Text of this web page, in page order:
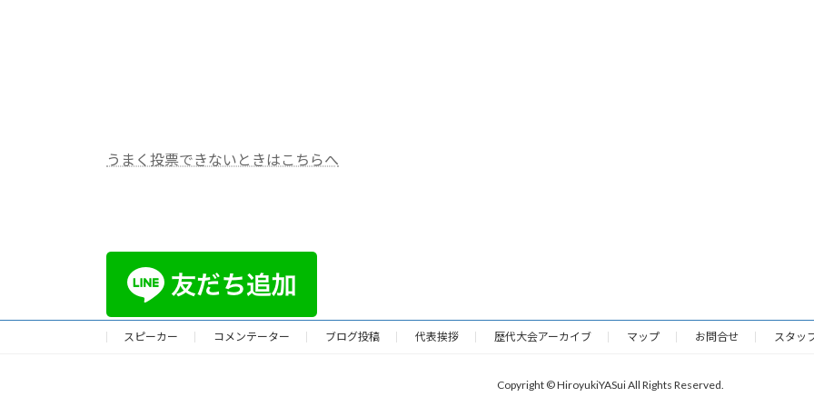
うまく投票できないときはこちらへ
スピーカー コメンテーター ブログ投稿 代表挨拶 歴代大会アーカイブ マップ お問合せ スタッ
Copyright © HiroyukiYASui All Rights Reserved.